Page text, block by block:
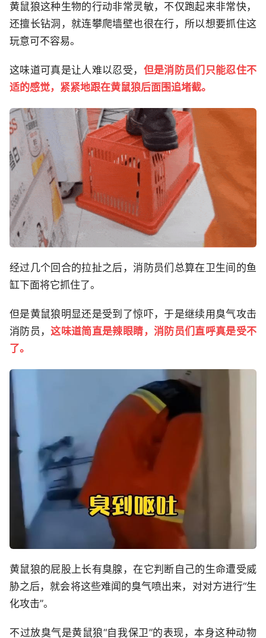
黄鼠狼这种生物的行动非常灵敏，不仅跑起来非常快，
还擅长钻洞，就连攀爬墙壁也很在行，所以想要抓住这
玩意可不容易。
这味道可真是让人难以忍受， 但是消防员们只能忍住不
适的感觉，紧紧地跟在黄鼠狼后面围追堵截。
经过几个回合的拉扯之后，消防员们总算在卫生间的鱼
缸下面将它抓住了。
但是黄鼠狼明显还是受到了惊吓，于是继续用臭气攻击
消防员，这味道简直是辣眼睛，消防员们直呼真是受不
了。
黄鼠狼的屁股上长有臭腺，在它判断自己的生命遭受威
胁之后，就会将这些难闻的臭气喷出来，对对方进行“生
化攻击”。
不过放臭气是黄鼠狼“自我保卫”的表现，本身这种动物